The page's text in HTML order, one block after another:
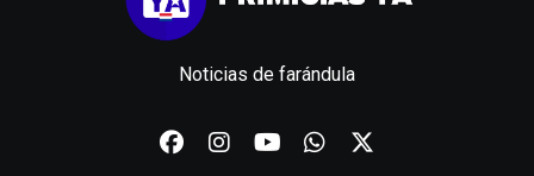
Noticias de farándula